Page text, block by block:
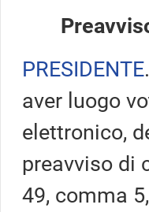
PRESIDENTE
aver luogo
elettronico,
preavviso di
49, comma